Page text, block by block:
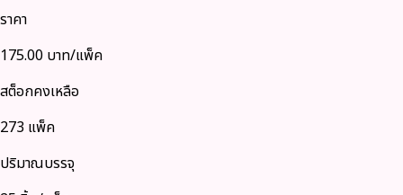
ราคา
175.00 บาท/แพ็ค
สต็อกคงเหลือ
273 แพ็ค
ปริมาณบรรจุ